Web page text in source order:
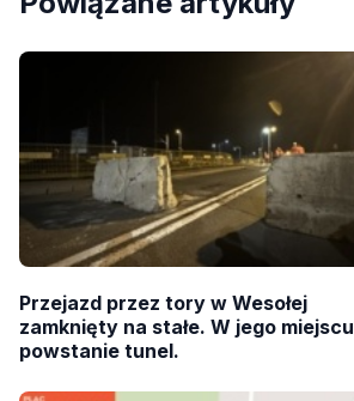
Przejazd przez tory w Wesołej
zamknięty na stałe. W jego miejscu
powstanie tunel.